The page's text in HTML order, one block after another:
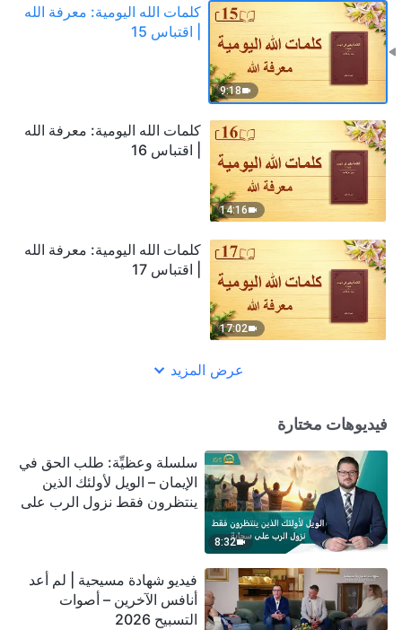
9:18
كلمات الله اليومية: معرفة الله
| اقتباس 15
14:16
كلمات الله اليومية: معرفة الله
| اقتباس 16
17:02
كلمات الله اليومية: معرفة الله
| اقتباس 17
عرض المزيد
فيديوهات مختارة
8:32
سلسلة وعظيِّة: طلب الحق في
الإيمان – الويل لأولئك الذين
ينتظرون فقط نزول الرب على
فيديو شهادة مسيحية | لم أعد
أنافس الآخرين – أصوات
التسبيح 2026